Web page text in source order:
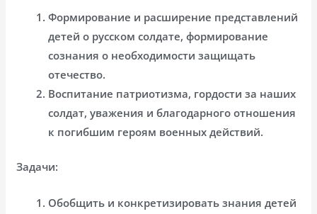
Формирование и расширение представлений
детей о русском солдате, формирование
сознания о необходимости защищать
отечество.
Воспитание патриотизма, гордости за наших
солдат, уважения и благодарного отношения
к погибшим героям военных действий.
Задачи:
Обобщить и конкретизировать знания детей